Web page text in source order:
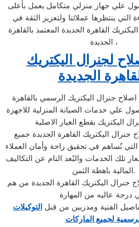
علي جهاز منزلي متكامل يعمل بأعلى
ينتظرها عملائنا ولتعزيز الثقة في
القاهرة الجديدة المعتمد بالقاهرة
الجديدة ،
لجنرال اليكتريك
الجديدة
جنرال اليكتريك الرسمي بالقاهرة
علي خدمات الصيانة المنزلية للاجهزة
اليكتريك بقطع الغيار الاصلية
جنرال اليكتريك القاهرة الجديدة جميع
تُساهم في تحقيق راحة وأمان العملاء
تلك الخدمات والبُعد التام عن التكاليف
المالية باهظة الثمن.
جنرال اليكتريك القاهرة الجديدة من هم
درجة عاليه من المهارة
الفنية ومدربين من قبلالتوكيلات
لجميع الماركات